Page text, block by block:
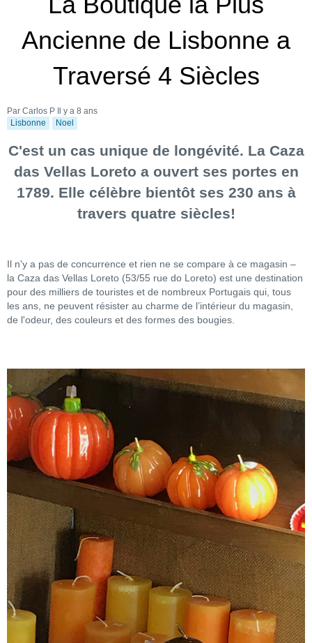
Ancienne de Lisbonne a
Traversé 4 Siècles
Par Carlos P Il y a 8 ans
Lisbonne
Noel
C'est un cas unique de longévité. La Caza
das Vellas Loreto a ouvert ses portes en
1789. Elle célèbre bientôt ses 230 ans à
travers quatre siècles!
Il n'y a pas de concurrence et rien ne se compare à ce magasin –
la Caza das Vellas Loreto (53/55 rue do Loreto) est une destination
pour des milliers de touristes et de nombreux Portugais qui, tous
les ans, ne peuvent résister au charme de l’intérieur du magasin,
de l'odeur, des couleurs et des formes des bougies.